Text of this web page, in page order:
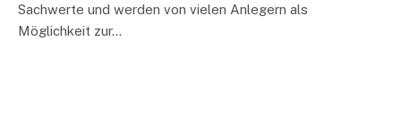
Sachwerte und werden von vielen Anlegern als
Möglichkeit zur…